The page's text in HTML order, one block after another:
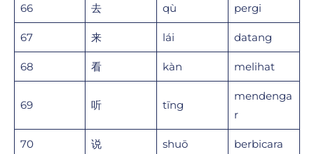
66 去 qù pergi
67 来 lái datang
68 看 kàn melihat
69 听 tīng
mendenga
r
70 说 shuō berbicara